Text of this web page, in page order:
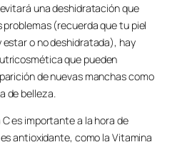
una deshidratación que
(recuerda que tu piel
estar o no deshidratada), hay
que pueden
de nuevas manchas como
de belleza.
es importante a la hora de
antioxidante, como la Vitamina